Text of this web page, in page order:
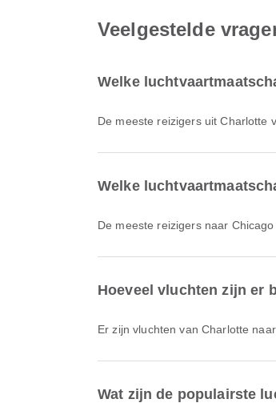
Veelgestelde
Welke
De meeste reizigers uit Charlotte
Welke
De meeste reizigers naar
Hoeveel vluchten zijn er
Er zijn vluchten van Charlotte
Wat zijn de populairste